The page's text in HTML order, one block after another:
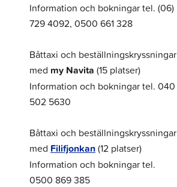
Information och bokningar tel. (06)
729 4092, 0500 661 328
Båttaxi och beställningskryssningar
med my Navita (15 platser)
Information och bokningar tel. 040
502 5630
Båttaxi och beställningskryssningar
med Filifjonkan(12 platser)
Information och bokningar tel.
0500 869 385